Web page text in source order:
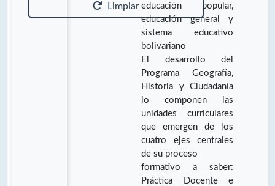
Limpiar educación popular,
educación general y
sistema educativo
bolivariano
El desarrollo del
Programa Geografía,
Historia y Ciudadanía
lo componen las
unidades curriculares
que emergen de los
cuatro ejes centrales
de su proceso
formativo a saber:
Práctica Docente e